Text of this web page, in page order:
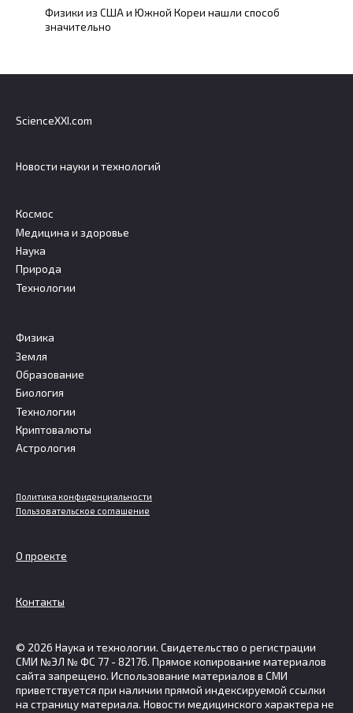
Физики из США и Южной Кореи нашли способ
значительно
ScienceXXI.com
Новости науки и технологий
Космос
Медицина и здоровье
Наука
Природа
Технологии
Физика
Земля
Образование
Биология
Технологии
Криптовалюты
Астрология
Политика конфиденциальности
Пользовательское соглашение
О проекте
Контакты
© 2026 Наука и технологии. Свидетельство о регистрации
СМИ №ЭЛ № ФС 77 - 82176. Прямое копирование материалов
сайта запрещено. Использование материалов в СМИ
приветствуется при наличии прямой индексируемой ссылки
на страницу материала. Новости медицинского характера не